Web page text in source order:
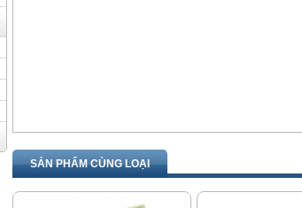
SẢN PHẨM CÙNG LOẠI